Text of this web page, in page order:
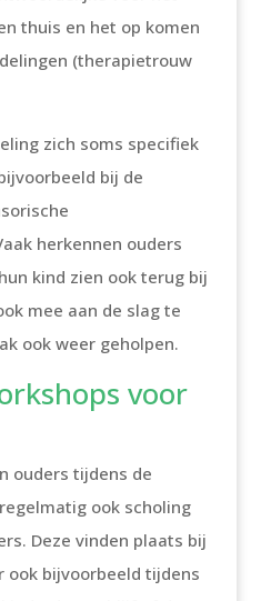
thuis en het op komen
(therapietrouw
zich soms specifiek
bij de
herkennen ouders
kind zien ook terug bij
mee aan de slag te
ook weer geholpen.
voor
ouders tijdens de
ook scholing
Deze vinden plaats bij
ook bijvoorbeeld tijdens